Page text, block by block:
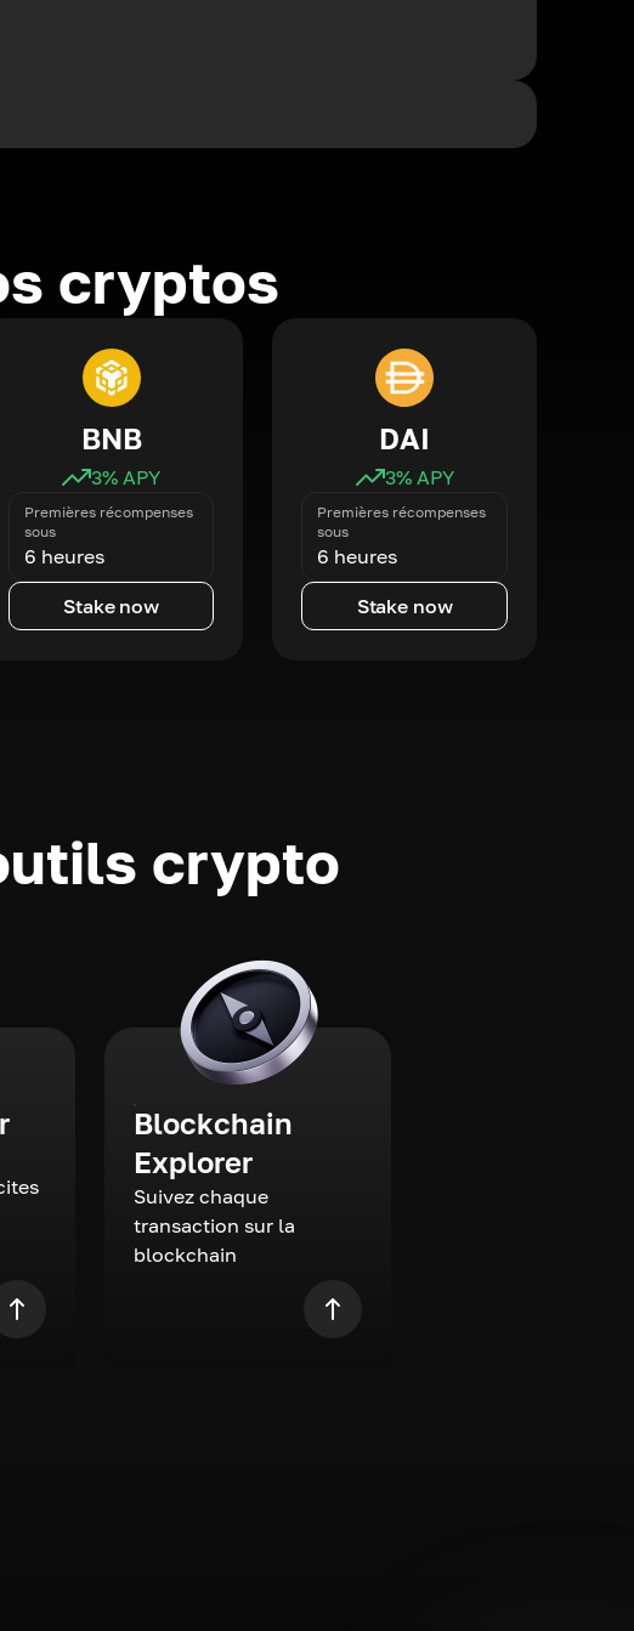
cryptos
BNB
3% APY
Premières récompenses
sous
6 heures
Stake now
DAI
3% APY
Premières récompenses
sous
6 heures
Stake now
crypto
Blockchain
Explorer
Suivez chaque
transaction sur la
blockchain